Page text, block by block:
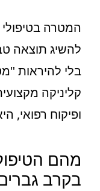
המטרה
להשיג תוצאה
בלי להיראות
קליניקה
ופיקוח רפואי,
מהם
בקרב